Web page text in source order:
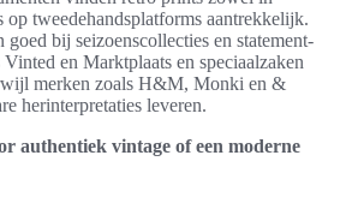
op tweedehandsplatforms aantrekkelijk.
goed bij seizoenscollecties en statement-
en Marktplaats en speciaalzaken
merken zoals H&M, Monki en &
herinterpretaties leveren.
authentiek vintage of een moderne